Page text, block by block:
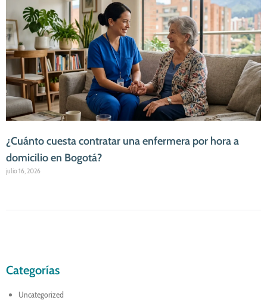
¿Cuánto cuesta contratar una enfermera por hora a
domicilio en Bogotá?
julio 16, 2026
Categorías
Uncategorized